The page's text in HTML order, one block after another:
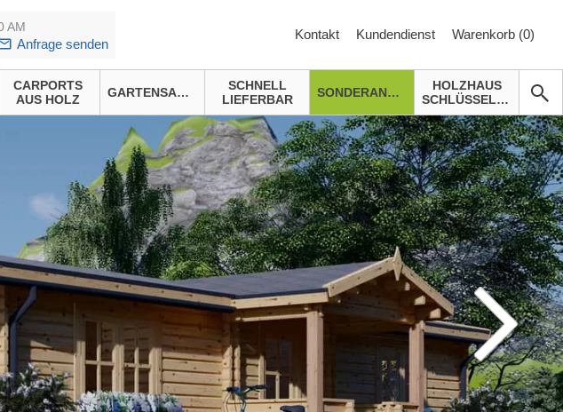
AM
Anfrage senden
Kontakt Kundendienst Warenkorb (0)
CARPORTS
AUS HOLZ
GARTENSAUNA
SCHNELL
LIEFERBAR
SONDERANGEBOTE
HOLZHAUS
SCHLÜSSELFERTIG